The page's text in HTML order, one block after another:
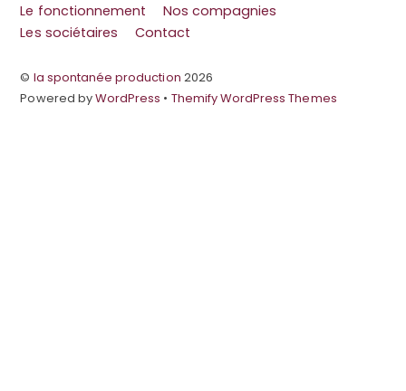
Le fonctionnement
Nos compagnies
Les sociétaires
Contact
© la spontanée production 2026
Powered byWordPress • Themify WordPress Themes